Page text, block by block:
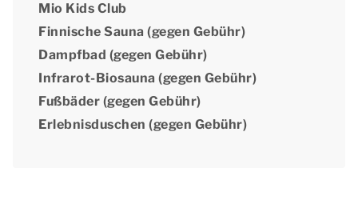
Mio Kids Club
Finnische Sauna (gegen Gebühr)
Dampfbad (gegen Gebühr)
Infrarot-Biosauna (gegen Gebühr)
Fußbäder (gegen Gebühr)
Erlebnisduschen (gegen Gebühr)